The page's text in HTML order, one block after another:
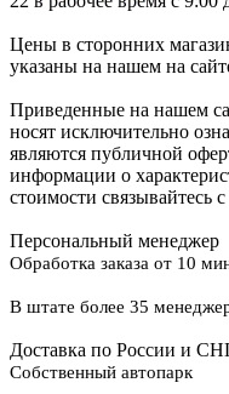
Цены в сторонних
указаны на нашем на
Приведенные на нашем
носят исключительно
являются публичной
информации о
стоимости связывайтесь
Персональный менеджер
Обработка заказа от 10
В штате более 35
Доставка по России и
Собственный автопарк